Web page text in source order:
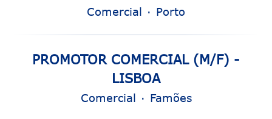
Comercial · Porto
PROMOTOR COMERCIAL (M/F) -
LISBOA
Comercial · Famões